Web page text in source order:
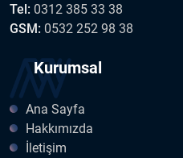
Tel: 0312 385 33 38
GSM: 0532 252 98 38
Kurumsal
Ana Sayfa
Hakkımızda
İletişim